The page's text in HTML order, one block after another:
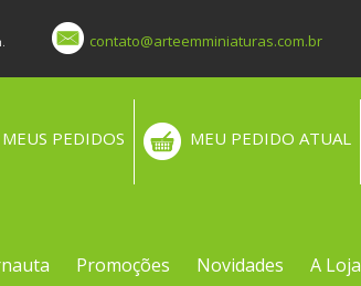
contato@arteemminiaturas.com.br
MEU PEDIDO ATUAL
MEUS PEDIDOS
Promoções Novidades A Loja